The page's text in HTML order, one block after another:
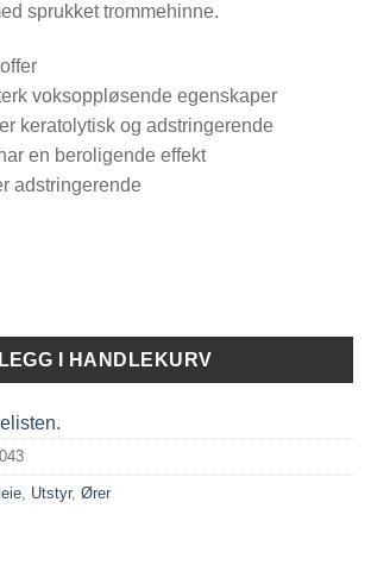
sprukket trommehinne.
voksoppløsende egenskaper
keratolytisk og adstringerende
en beroligende effekt
adstringerende
LEGG I HANDLEKURV
Utstyr, Ører